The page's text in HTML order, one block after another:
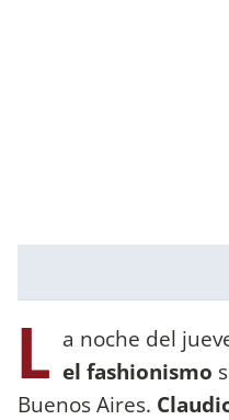
L a noche del
el fashionismo
Buenos Aires.